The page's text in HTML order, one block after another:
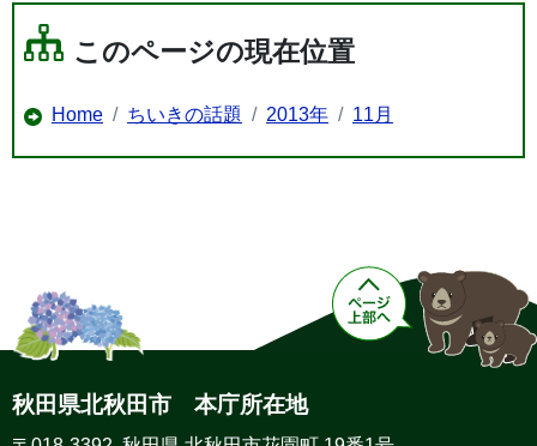
このページの現在位置
Home ちいきの話題 2013年 11月
秋田県北秋田市 本庁所在地